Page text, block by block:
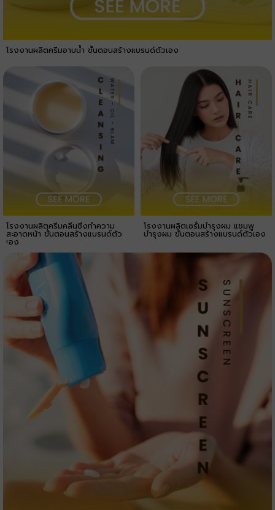
โรงงานผลิตครีมอาบน้ำ ขั้นตอนสร้างแบรนด์ตัวเอง
โรงงานผลิตครีมคลีนซิ่งทำความ
สะอาดหน้า ขั้นตอนสร้างแบรนด์ตัว
เอง
โรงงานผลิตเซรั่มบำรุงผม แชมพู
บำรุงผม ขั้นตอนสร้างแบรนด์ตัวเอง